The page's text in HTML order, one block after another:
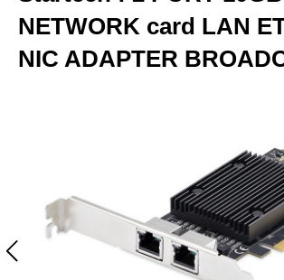
NETWORK card LAN
NIC ADAPTER